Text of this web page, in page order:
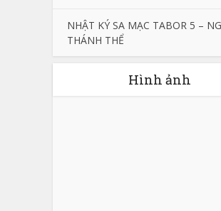
NHẬT KÝ SA MẠC TABOR 5 –
THÁNH THỂ
Hình ảnh